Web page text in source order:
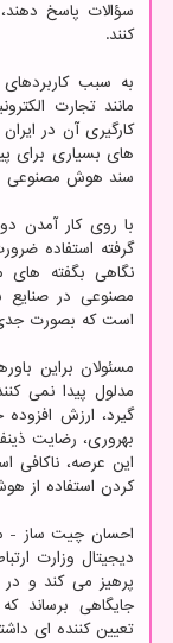
سؤالات پاسخ
کنند.
به سبب
مانند تجارت
کارگیری آن در
های بسیاری برای
سند هوش مصنوعی
با روی کار آمدن
گرفته استفاده
نگاهی بگفته های
مصنوعی در صنایع
است که بصورت
مسئولان براین
مدلول پیدا نمی
گیرد، ارزش
بهروری، رضایت
این عرصه، ناکافی
کردن استفاده از
احسان چیت ساز -
دیجیتال وزارت
پرهیز می کند و در
جایگاهی برساند
تعیین کننده ای